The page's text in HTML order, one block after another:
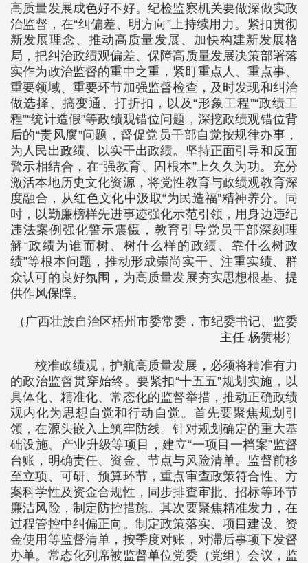
高质量发展成色好不好。纪检监察机关要做深做实政
治监督，在“纠偏差、明方向”上持续用力。紧扣贯彻
新发展理念、推动高质量发展、加快构建新发展格
局，把纠治政绩观偏差、保障高质量发展决策部署落
实作为政治监督的重中之重，紧盯重点人、重点事、
重要领域、重要环节加强监督检查，及时发现和纠治
做选择、搞变通、打折扣，以及“形象工程”“政绩工
程”“统计造假”等政绩观错位问题，深挖政绩观错位背
后的“责风腐”问题，督促党员干部自觉按规律办事，
为人民出政绩、以实干出政绩。坚持正面引导和反面
警示相结合，在“强教育、固根本”上久久为功。充分
激活本地历史文化资源，将党性教育与政绩观教育深
度融合，从红色文化中汲取“为民造福”精神养分。同
时，以勤廉榜样先进事迹强化示范引领，用身边违纪
违法案例强化警示震慑，教育引导党员干部深刻理
解“政绩为谁而树、树什么样的政绩、靠什么树政
绩”等根本问题，推动形成崇尚实干、注重实绩、群
众认可的良好氛围，为高质量发展夯实思想根基、提
供作风保障。
（广西壮族自治区梧州市委常委，市纪委书记、监委
主任 杨赞彬）
校准政绩观，护航高质量发展，必须将精准有力
的政治监督贯穿始终。要紧扣“十五五”规划实施，以
具体化、精准化、常态化的监督举措，推动正确政绩
观内化为思想自觉和行动自觉。首先要聚焦规划引
领，在源头嵌入上筑牢防线。针对规划确定的重大基
础设施、产业升级等项目，建立“一项目一档案”监督
台账，明确责任、资金、节点与风险清单。监督前移
至立项、可研、预算环节，重点审查政策符合性、方
案科学性及资金合规性，同步排查审批、招标等环节
廉洁风险，制定防控措施。其次要聚焦精准发力，在
过程管控中纠偏正向。制定政策落实、项目建设、资
金使用等监督清单，按季度对账，对滞后事项下发督
办单。常态化列席被监督单位党委（党组）会议，监